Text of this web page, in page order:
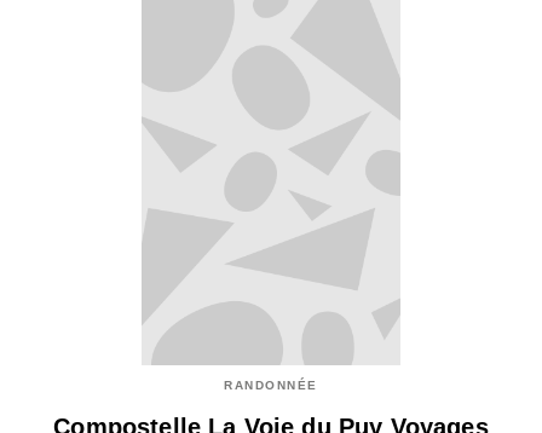
RANDONNÉE
Compostelle La Voie du Puy Voyages